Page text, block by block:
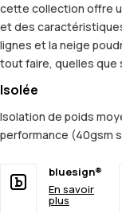
cette collection offre
et des
lignes et la neige
tout faire, quelles que
Isolée
Isolation de poids
performance (40gsm
bluesign®
En savoir
plus